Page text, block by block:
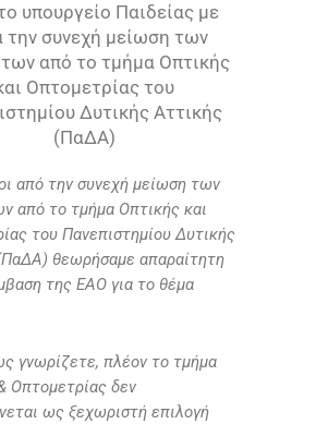
υπουργείο Παιδείας με
την συνεχή μείωση των
από το τμήμα Οπτικής
Οπτομετρίας του
Δυτικής Αττικής
(ΠαΔΑ)
από την συνεχή μείωση των
από το τμήμα Οπτικής και
του Πανεπιστημίου Δυτικής
θεωρήσαμε απαραίτητη
της ΕΑΟ για το θέμα
γνωρίζετε, πλέον το τμήμα
Οπτομετρίας δεν
ως ξεχωριστή επιλογή